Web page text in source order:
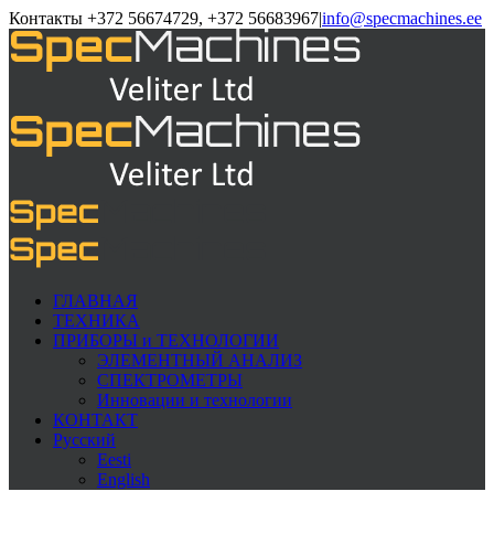
Контакты +372 56674729, +372 56683967|info@specmachines.ee
ГЛАВНАЯ
ТЕХНИКА
ПРИБОРЫ и ТЕХНОЛОГИИ
ЭЛЕМЕНTНЫЙ АНАЛИЗ
СПЕКТРОМЕТРЫ
Инновации и технологии
КОНТАКТ
Русский
Eesti
English